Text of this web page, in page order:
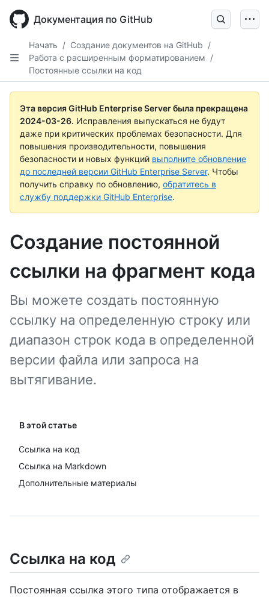
main
Документация по GitHub
Начать / Создание документов на GitHub /
Работа с расширенным форматированием /
Постоянные ссылки на код
Эта версия GitHub Enterprise Server была прекращена
2024-03-26. Исправления выпускаться не будут
даже при критических проблемах безопасности. Для
повышения производительности, повышения
безопасности и новых функций выполните обновление
до последней версии GitHub Enterprise Server. Чтобы
получить справку по обновлению, обратитесь в
службу поддержки GitHub Enterprise.
Создание постоянной
ссылки на фрагмент кода
Вы можете создать постоянную
ссылку на определенную строку или
диапазон строк кода в определенной
версии файла или запроса на
вытягивание.
В этой статье
Ссылка на код
Ссылка на Markdown
Дополнительные материалы
Ссылка на код
Постоянная ссылка этого типа отображается в